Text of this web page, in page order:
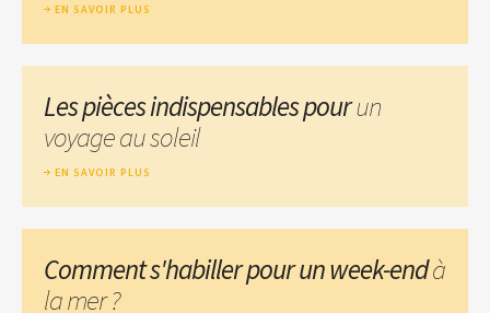
EN SAVOIR PLUS
Les pièces indispensables pourun
voyage au soleil
EN SAVOIR PLUS
Comment s'habiller pour un week-endà
la mer ?